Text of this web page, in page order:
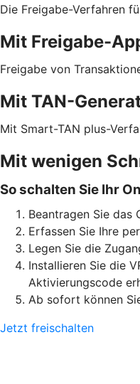
Die Freigabe-Verfahren
Mit Freigabe-
Freigabe von
Mit TAN-
Mit Smart-TAN plus-
Mit wenigen
So schalten Sie Ihr
Beantragen Sie das
Erfassen Sie Ihre
Legen Sie die
Installieren Sie die
Aktivierungscode
Ab sofort können
Jetzt freischalten